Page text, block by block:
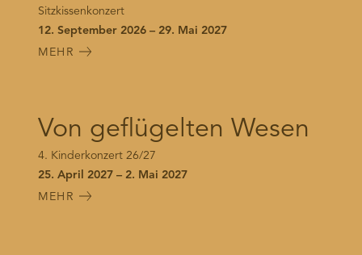
Sitzkissenkonzert
12. September 2026 – 29. Mai 2027
MEHR
Von geflügelten Wesen
4. Kinderkonzert 26/27
25. April 2027 – 2. Mai 2027
MEHR